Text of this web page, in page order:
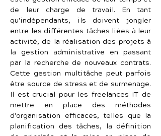
de leur charge de travail. En tant
qu'indépendants, ils doivent jongler
entre les différentes tâches liées à leur
activité, de la réalisation des projets à
la gestion administrative en passant
par la recherche de nouveaux contrats.
Cette gestion multitâche peut parfois
être source de stress et de surmenage.
Il est crucial pour les freelances IT de
mettre en place des méthodes
d'organisation efficaces, telles que la
planification des tâches, la définition